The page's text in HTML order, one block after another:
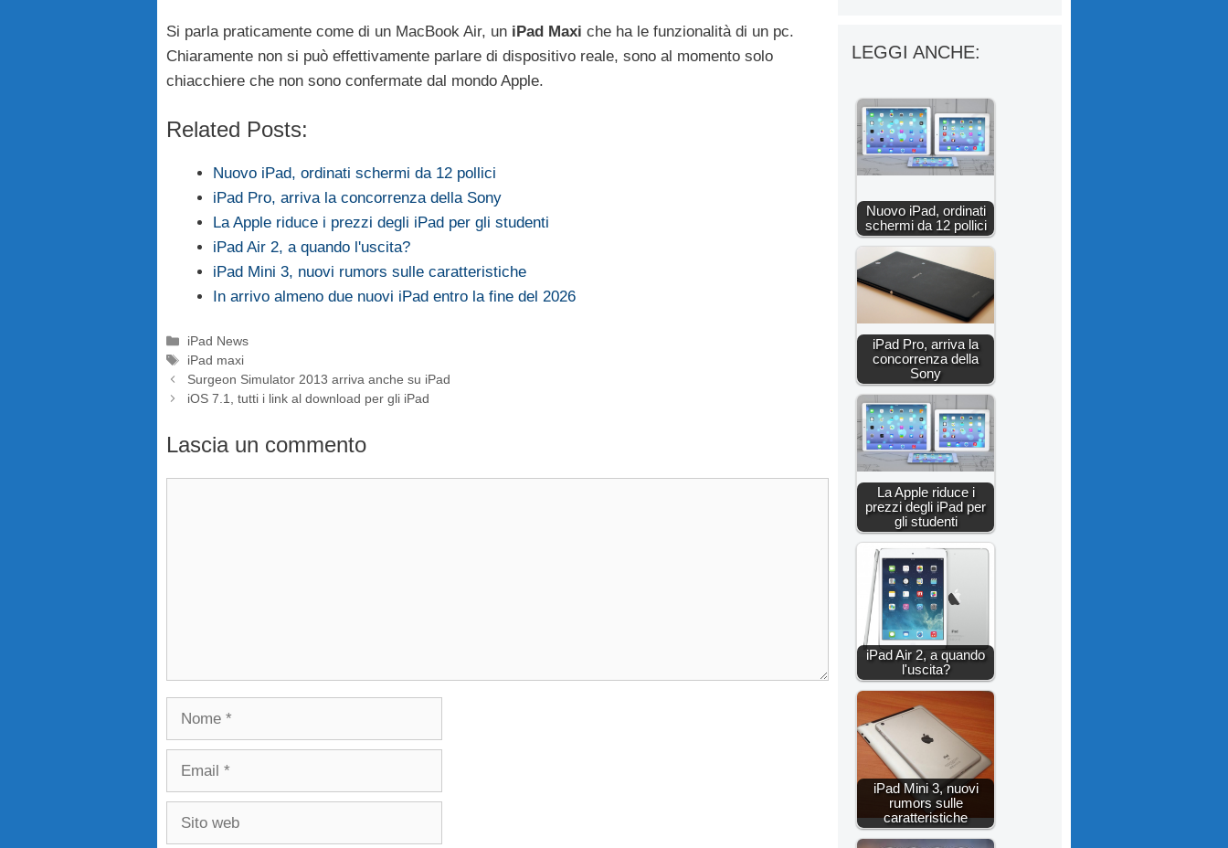
Si parla praticamente come di un MacBook Air, un iPad Maxi che ha le funzionalità di un pc.
Chiaramente non si può effettivamente parlare di dispositivo reale, sono al momento solo
chiacchiere che non sono confermate dal mondo Apple.
Related Posts:
Nuovo iPad, ordinati schermi da 12 pollici
iPad Pro, arriva la concorrenza della Sony
La Apple riduce i prezzi degli iPad per gli studenti
iPad Air 2, a quando l'uscita?
iPad Mini 3, nuovi rumors sulle caratteristiche
In arrivo almeno due nuovi iPad entro la fine del 2026
Categorie
iPad News
Tag
iPad maxi
Surgeon Simulator 2013 arriva anche su iPad
iOS 7.1, tutti i link al download per gli iPad
Lascia un commento
Nome
Email
Sito
LEGGI ANCHE:
Nuovo iPad, ordinati
schermi da 12 pollici
iPad Pro, arriva la
concorrenza della
Sony
La Apple riduce i
prezzi degli iPad per
gli studenti
iPad Air 2, a quando
l'uscita?
iPad Mini 3, nuovi
rumors sulle
caratteristiche